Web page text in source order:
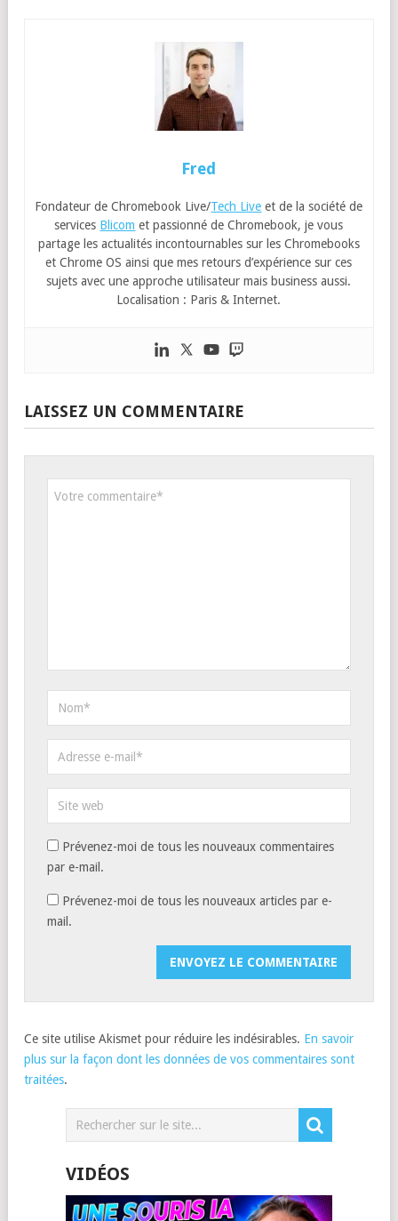
Fred
Fondateur de Chromebook Live/Tech Live et de la société de
services Blicom et passionné de Chromebook, je vous
partage les actualités incontournables sur les Chromebooks
et Chrome OS ainsi que mes retours d’expérience sur ces
sujets avec une approche utilisateur mais business aussi.
Localisation : Paris & Internet.
LAISSEZ UN COMMENTAIRE
Prévenez-moi de tous les nouveaux commentaires
par e-mail.
Prévenez-moi de tous les nouveaux articles par e-
mail.
Ce site utilise Akismet pour réduire les indésirables. En savoir
plus sur la façon dont les données de vos commentaires sont
traitées.
VIDÉOS